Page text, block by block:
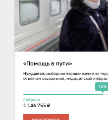
«Помощь в пути»
Нуждается: свободное передвижение по
объектам социальной, медицинской
45%
Собрано
1 146 755 ₽